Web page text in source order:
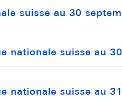
suisse au 30
nationale suisse au
nationale suisse au